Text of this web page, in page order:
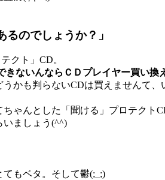
のでしょうか？」
クト」CD。
きないんならＣＤプレイヤー買い換
かも判らないCDは買えませんて、
ゃんとした「聞ける」プロテクト
いましょう(^^)
もベタ。そして鬱(;_;)